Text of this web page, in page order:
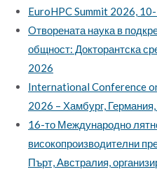
EuroHPC Summit 2026,
Oтворената наука в
общност: Докторантска
2026
International Conference
2026 – Хамбург,
16-то Международно
високопроизводителни
Пърт, Австралия,